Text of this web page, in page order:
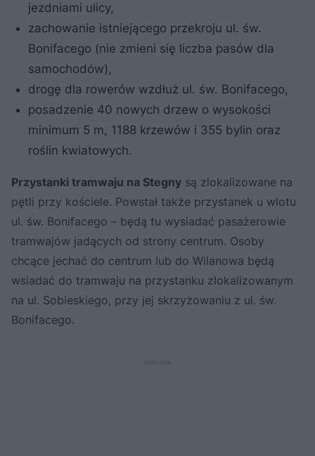
jezdniami ulicy,
zachowanie istniejącego przekroju ul. św.
Bonifacego (nie zmieni się liczba pasów dla
samochodów),
drogę dla rowerów wzdłuż ul. św. Bonifacego,
posadzenie 40 nowych drzew o wysokości
minimum 5 m, 1188 krzewów i 355 bylin oraz
roślin kwiatowych.
Przystanki tramwaju na Stegny są zlokalizowane na
pętli przy kościele. Powstał także przystanek u wlotu
ul. św. Bonifacego – będą tu wysiadać pasażerowie
tramwajów jadących od strony centrum. Osoby
chcące jechać do centrum lub do Wilanowa będą
wsiadać do tramwaju na przystanku zlokalizowanym
na ul. Sobieskiego, przy jej skrzyżowaniu z ul. św.
Bonifacego.